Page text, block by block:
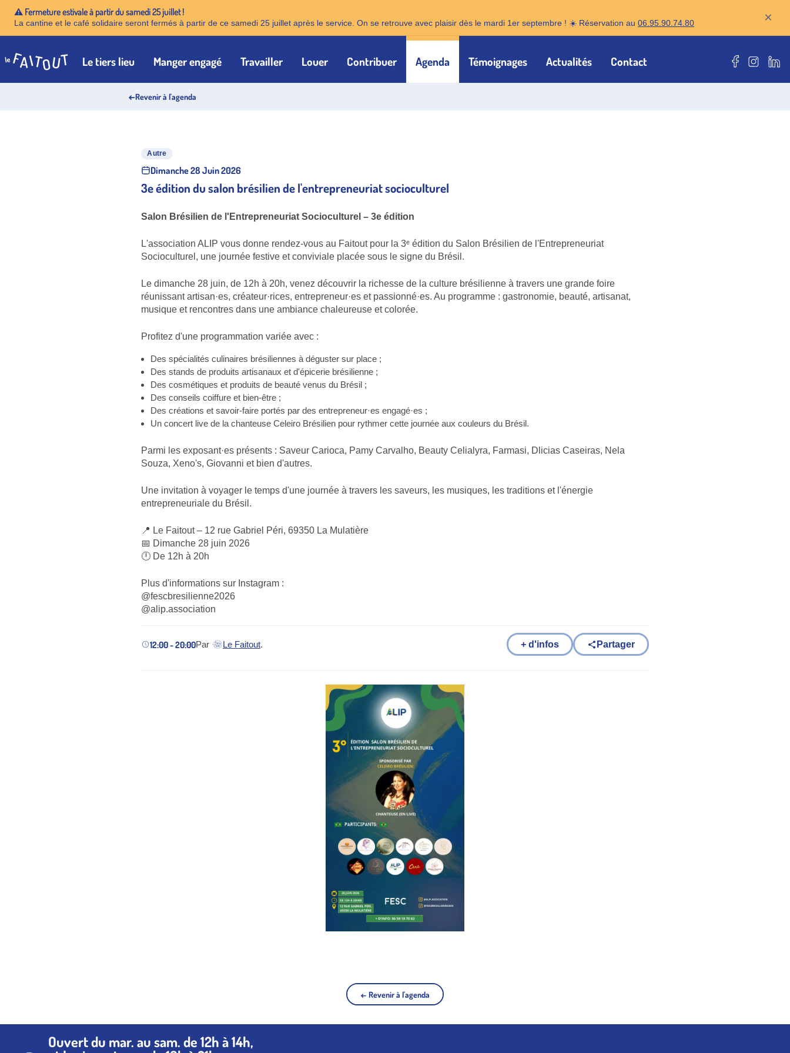
⚠️ Fermeture estivale à partir du samedi 25 juillet !
La cantine et le café solidaire seront fermés à partir de ce samedi 25 juillet après le service. On se retrouve avec plaisir dès le mardi 1er septembre ! ☀️ Réservation au 06.95.90.74.80 ×
Accueil Le tiers lieu Manger engagé Travailler Louer Contribuer Agenda Témoignages Actualités Contact Notre page
Notre
←Revenir à l'agenda
Autre
Dimanche 28 Juin 2026
3e édition du salon brésilien de l'entrepreneuriat socioculturel
Salon Brésilien de l'Entrepreneuriat Socioculturel – 3e édition
L'association ALIP vous donne rendez-vous au Faitout pour la 3ᵉ édition du Salon Brésilien de l'Entrepreneuriat
Socioculturel, une journée festive et conviviale placée sous le signe du Brésil.
Le dimanche 28 juin, de 12h à 20h, venez découvrir la richesse de la culture brésilienne à travers une grande foire
réunissant artisan·es, créateur·rices, entrepreneur·es et passionné·es. Au programme : gastronomie, beauté, artisanat,
musique et rencontres dans une ambiance chaleureuse et colorée.
Profitez d'une programmation variée avec :
Des spécialités culinaires brésiliennes à déguster sur place ;
Des stands de produits artisanaux et d'épicerie brésilienne ;
Des cosmétiques et produits de beauté venus du Brésil ;
Des conseils coiffure et bien-être ;
Des créations et savoir-faire portés par des entrepreneur·es engagé·es ;
Un concert live de la chanteuse Celeiro Brésilien pour rythmer cette journée aux couleurs du Brésil.
Parmi les exposant·es présents : Saveur Carioca, Pamy Carvalho, Beauty Celialyra, Farmasi, Dlicias Caseiras, Nela
Souza, Xeno's, Giovanni et bien d'autres.
Une invitation à voyager le temps d'une journée à travers les saveurs, les musiques, les traditions et l'énergie
entrepreneuriale du Brésil.
📍 Le Faitout – 12 rue Gabriel Péri, 69350 La Mulatière
📅 Dimanche 28 juin 2026
🕛 De 12h à 20h
Plus d'informations sur Instagram :
@fescbresilienne2026
@alip.association
12:00 - 20:00Par Le Faitout
(nouvel onglet)
. + d'infos Partager
← Revenir à l'agenda
Ouvert du mar. au sam. de 12h à 14h,